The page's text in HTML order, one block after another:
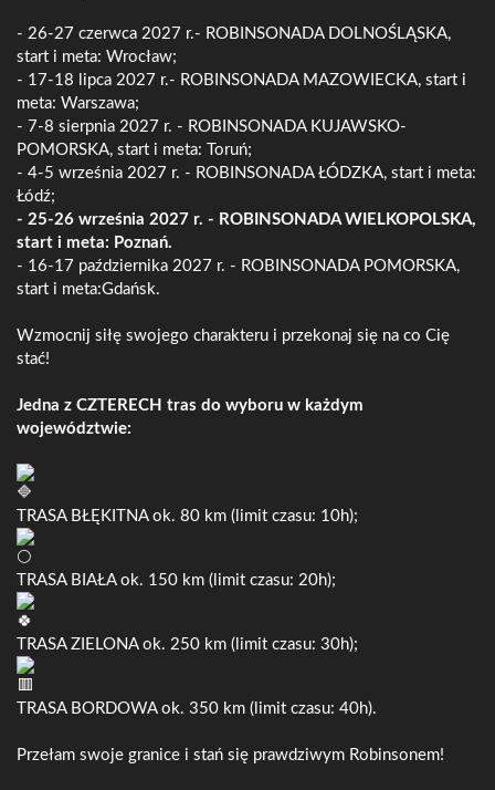
- 26-27 czerwca 2027 r.- ROBINSONADA DOLNOŚLĄSKA,
start i meta: Wrocław;
- 17-18 lipca 2027 r.- ROBINSONADA MAZOWIECKA, start i
meta: Warszawa;
- 7-8 sierpnia 2027 r. - ROBINSONADA KUJAWSKO-
POMORSKA, start i meta: Toruń;
- 4-5 września 2027 r. - ROBINSONADA ŁÓDZKA, start i meta:
Łódź;
- 25-26 września 2027 r. - ROBINSONADA WIELKOPOLSKA,
start i meta: Poznań.
- 16-17 października 2027 r. - ROBINSONADA POMORSKA,
start i meta:Gdańsk.
Wzmocnij siłę swojego charakteru i przekonaj się na co Cię
stać!
Jedna z CZTERECH tras do wyboru w każdym
województwie:
TRASA BŁĘKITNA ok. 80 km (limit czasu: 10h);
TRASA BIAŁA ok. 150 km (limit czasu: 20h);
TRASA ZIELONA ok. 250 km (limit czasu: 30h);
TRASA BORDOWA ok. 350 km (limit czasu: 40h).
Przełam swoje granice i stań się prawdziwym Robinsonem!